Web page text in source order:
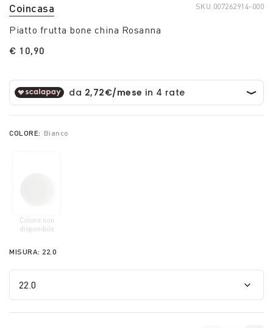
Coincasa SKU. 007262914-000
Piatto frutta bone china Rosanna
€ 10,90
COLORE: Bianco
Colore non
disponibile
selected
MISURA: 22.0